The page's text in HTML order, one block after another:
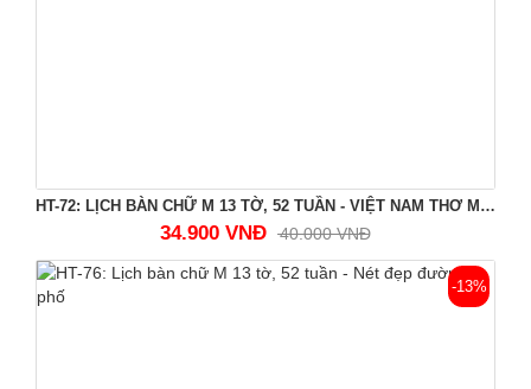
HT-72: LỊCH BÀN CHỮ M 13 TỜ, 52 TUẦN - VIỆT NAM THƠ MỘNG
34.900 VNĐ 40.000 VNĐ
-13%